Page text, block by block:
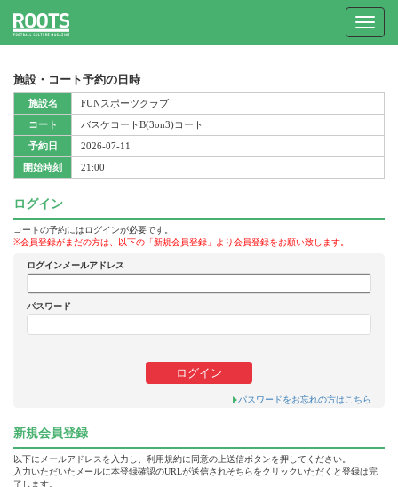
Toggle
施設・コート予約の日時
施設名
コート
予約日
開始時刻
FUNスポーツクラブ
バスケコートB(3on3)コート
2026-07-11
21:00
ログイン
コートの予約にはログインが必要です。
※会員登録がまだの方は、以下の「新規会員登録」より会員登録をお願い致します。
ログインメールアドレス
パスワード
パスワードをお忘れの方はこちら
新規会員登録
以下にメールアドレスを入力し、利用規約に同意の上送信ボタンを押してください。
入力いただいたメールに本登録確認のURLが送信されそちらをクリックいただくと登録は完
了します。